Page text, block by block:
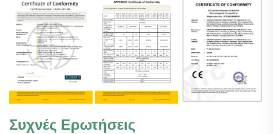
Συχνές Ερωτήσεις